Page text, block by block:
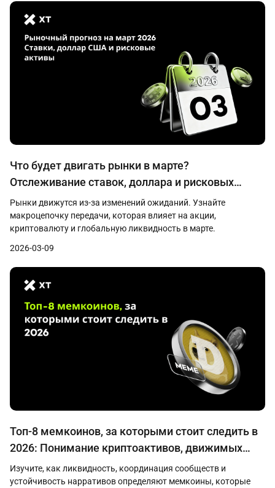
Что будет двигать рынки в марте?
Отслеживание ставок, доллара и рисковых
активов
Рынки движутся из‑за изменений ожиданий. Узнайте
макроцепочку передачи, которая влияет на акции,
криптовалюту и глобальную ликвидность в марте.
2026-03-09
Топ-8 мемкоинов, за которыми стоит следить в
2026: Понимание криптоактивов, движимых
сообществом
Изучите, как ликвидность, координация сообществ и
устойчивость нарративов определяют мемкоины, которые